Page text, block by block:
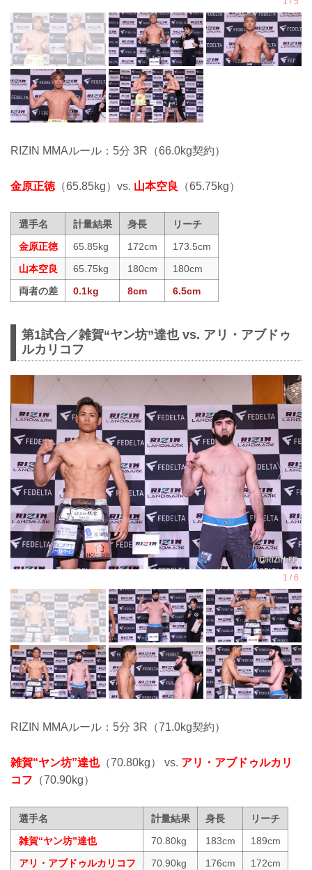
RIZIN MMAルール：5分 3R（66.0kg契約）
金原正徳（65.85kg）vs. 山本空良 （65.75kg）
選手名 計量結果 身長
リーチ
金原正徳
65.85kg 172cm
173.5cm
山本空良
65.75kg 180cm
180cm
両者の差
0.1kg 8cm 6.5cm
第1試合／雑賀“ヤン坊”達也 vs. アリ・アブドゥ
ルカリコフ
RIZIN MMAルール：5分 3R（71.0kg契約）
雑賀“ヤン坊”達也（70.80kg） vs. アリ・アブドゥルカリ
コフ （70.90kg）
選手名 計量結果 身長
リーチ
雑賀“ヤン坊”達也
70.80kg 183cm
189cm
アリ・アブドゥルカリコフ
70.90kg 176cm
172cm